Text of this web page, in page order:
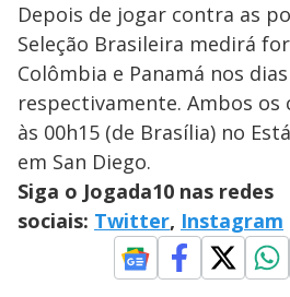
Depois de jogar contra as
Seleção Brasileira medirá
Colômbia e Panamá nos
respectivamente. Ambos
às 00h15 (de Brasília) no
em San Diego.
Siga o Jogada10 nas redes
sociais: Twitter, Instagram